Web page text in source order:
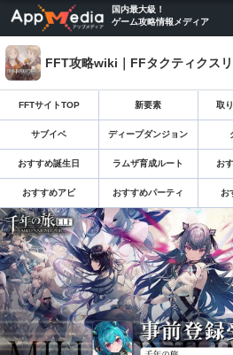
国内最大級！
ゲーム攻略情報メディア
FFT攻略wiki｜FFタクティクス
FFTサイトTOP 新要素 取
サブイベ ディープダンジョン
おすすめ誕生日 ラムザ育成ルート お
おすすめアビ おすすめパーティ お